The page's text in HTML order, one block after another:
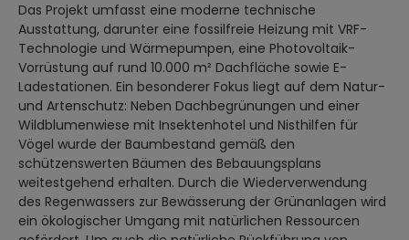
Das Projekt umfasst eine moderne technische
Ausstattung, darunter eine fossilfreie Heizung mit VRF-
Technologie und Wärmepumpen, eine Photovoltaik-
Vorrüstung auf rund 10.000 m² Dachfläche sowie E-
Ladestationen. Ein besonderer Fokus liegt auf dem Natur-
und Artenschutz: Neben Dachbegrünungen und einer
Wildblumenwiese mit Insektenhotel und Nisthilfen für
Vögel wurde der Baumbestand gemäß den
schützenswerten Bäumen des Bebauungsplans
weitestgehend erhalten. Durch die Wiederverwendung
des Regenwassers zur Bewässerung der Grünanlagen wird
ein ökologischer Umgang mit natürlichen Ressourcen